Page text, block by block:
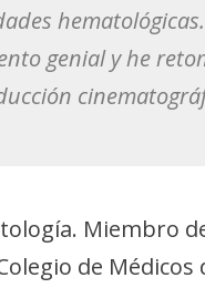
genial y he
Miembro
de Médicos